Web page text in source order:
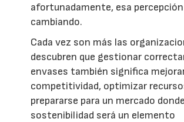
afortunadamente, esa
cambiando.
Cada vez son más las
descubren que gestionar
envases también significa
competitividad, optimizar
prepararse para un mercado
sostenibilidad será un elemento